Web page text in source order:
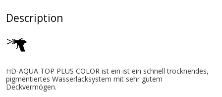
Description
HD-AQUA TOP PLUS COLOR ist ein ist ein schnell trocknendes,
pigmentiertes Wasserlacksystem mit sehr gutem
Deckvermögen.